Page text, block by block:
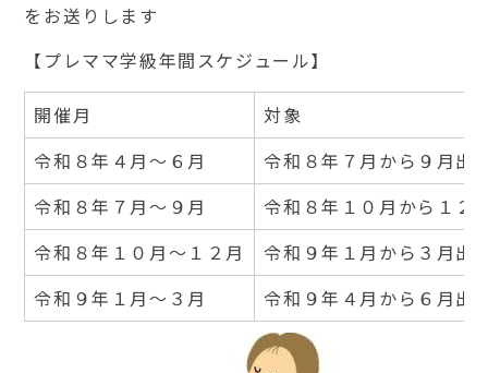
をお送りします
【プレママ学級年間スケジュール】
開催月
対象
令和８年４月～６月
令和８年７月から９月出
令和８年７月～９月
令和８年１０月から１２
令和８年１０月～１２月
令和９年１月から３月出
令和９年１月～３月
令和９年４月から６月出